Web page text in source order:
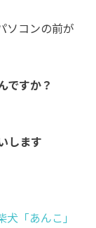
ソコンの前が
ですか？
します
「あんこ」